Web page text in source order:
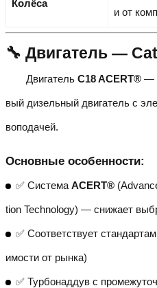
Колёса
и от
🔧 Двигатель —
Двигатель C18 ACERT® —
вый дизельный двигатель с
воподачей.
Основные особенности:
✅ Система ACERT®
tion Technology) — снижает
✅ Соответствует стандартам
имости от рынка)
✅ Турбонаддув с